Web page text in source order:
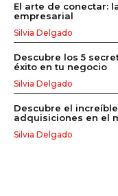
El arte de conectar:
empresarial
Silvia Delgado
Descubre los 5
éxito en tu negocio
Silvia Delgado
Descubre el
adquisiciones en el
Silvia Delgado